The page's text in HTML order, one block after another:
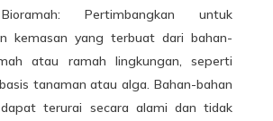
Pertimbangkan untuk
kemasan yang terbuat dari bahan-
atau ramah lingkungan, seperti
tanaman atau alga. Bahan-bahan
terurai secara alami dan tidak